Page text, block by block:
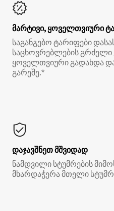
მარტივი, ყოველთვიური
საგანგებო ტარიფები
საცხოვრებლების გრძელი
ყოველთვიური გადახდა
გარეშე.*
დაჯავშნეთ მშვიდად
ნამდვილი სტუმრების
მხარდაჭერა მთელი